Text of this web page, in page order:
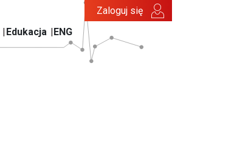
Edukacja ENG
Zaloguj się